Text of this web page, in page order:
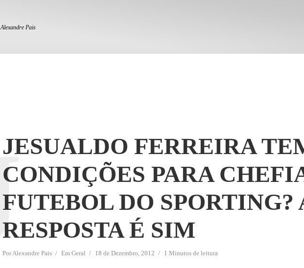
Alexandre Pais
JESUALDO FERREIRA
CONDIÇÕES PARA
FUTEBOL DO SPORTING?
RESPOSTA É SIM
PorAlexandre Pais Em Geral 18 de Dezembro, 2012 1 Minutos de leitura
J